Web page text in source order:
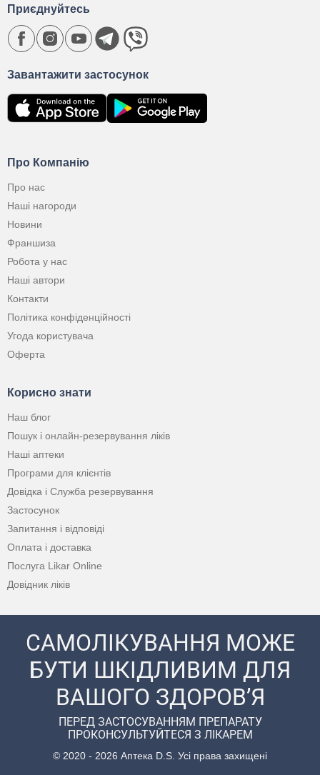
Про Компанію
Про нас
Наші нагороди
Новини
Франшиза
Робота у нас
Наші автори
Контакти
Політика конфіденційності
Угода користувача
Оферта
Корисно знати
Наш блог
Пошук і онлайн-резервування ліків
Наші аптеки
Програми для клієнтів
Довідка і Служба резервування
Застосунок
Запитання і відповіді
Оплата і доставка
Послуга Likar Online
Довідник ліків
Завантажити застосунок
Приєднуйтесь
САМОЛІКУВАННЯ МОЖЕ
БУТИ ШКІДЛИВИМ ДЛЯ
ВАШОГО ЗДОРОВ’Я
ПЕРЕД ЗАСТОСУВАННЯМ ПРЕПАРАТУ
ПРОКОНСУЛЬТУЙТЕСЯ З ЛІКАРЕМ
© 2020 - 2026 Аптека D.S. Усі права захищені